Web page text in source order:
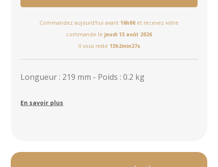
Commandez aujourd'hui avant 16h00 et recevez votre
commande le jeudi 13 août 2026
Il vous reste 13h2min27s
Longueur : 219 mm - Poids : 0.2 kg
En savoir plus